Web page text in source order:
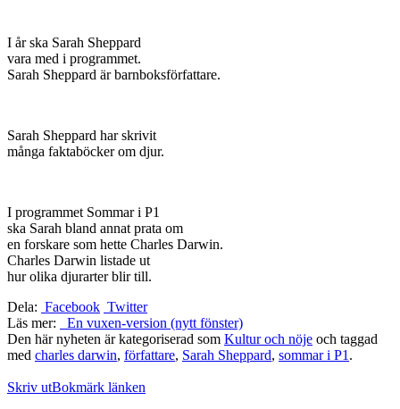
I år ska Sarah Sheppard
vara med i programmet.
Sarah Sheppard är barnboksförfattare.
Sarah Sheppard har skrivit
många faktaböcker om djur.
I programmet Sommar i P1
ska Sarah bland annat prata om
en forskare som hette Charles Darwin.
Charles Darwin listade ut
hur olika djurarter blir till.
Dela: Facebook Twitter
Läs mer:
En vuxen-version (nytt fönster)
Den här nyheten är kategoriserad som Kultur och nöje och taggad
med charles darwin, författare, Sarah Sheppard, sommar i P1 .
Skriv utBokmärk länken